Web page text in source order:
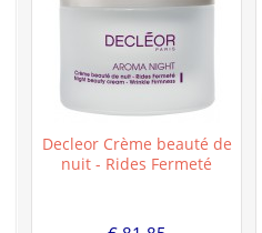
Decleor Crème beauté de
nuit - Rides Fermeté